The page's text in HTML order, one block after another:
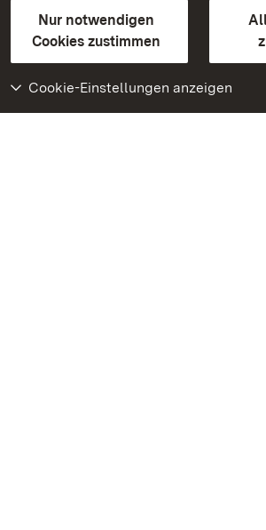
Nur notwendigen
Cookies zustimmen
Cookie-Einstellungen anzeigen
Erklärung zur Barrierefreiheit
BITV-konform (geprüfte Seiten)
Weiteres